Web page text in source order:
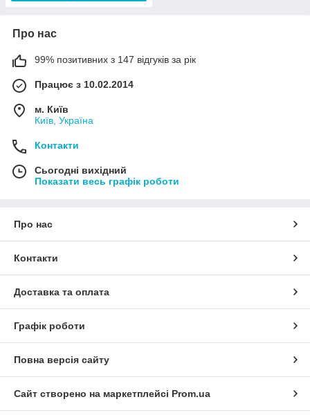
Про нас
99% позитивних з 147 відгуків за рік
Працює з 10.02.2014
м. Київ
Київ, Україна
Контакти
Сьогодні вихідний
Показати весь графік роботи
Про нас
Контакти
Доставка та оплата
Графік роботи
Повна версія сайту
Сайт створено на маркетплейсі Prom.ua